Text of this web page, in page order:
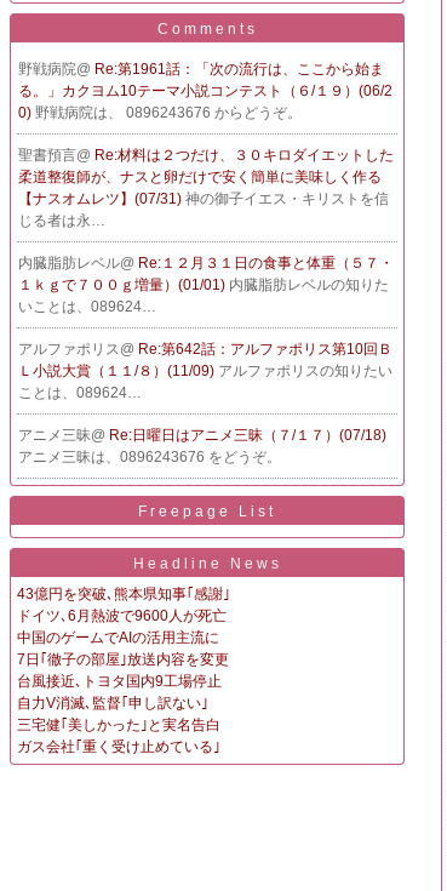
Comments
野戦病院@ Re:第1961話：「次の流行は、ここから始ま
る。」カクヨム10テーマ小説コンテスト（６/１９）(06/2
0) 野戦病院は、 0896243676 からどうぞ。
聖書預言@ Re:材料は２つだけ、３０キロダイエットした
柔道整復師が、ナスと卵だけで安く簡単に美味しく作る
【ナスオムレツ】(07/31) 神の御子イエス・キリストを信
じる者は永…
内臓脂肪レベル@ Re:１２月３１日の食事と体重（５７・
１ｋｇで７００ｇ増量）(01/01) 内臓脂肪レベルの知りた
いことは、089624…
アルファポリス@ Re:第642話：アルファポリス第10回Ｂ
Ｌ小説大賞（１１/８）(11/09) アルファポリスの知りたい
ことは、089624…
アニメ三昧@ Re:日曜日はアニメ三昧（７/１７）(07/18)
アニメ三昧は、0896243676 をどうぞ。
Freepage List
Headline News
43億円を突破､熊本県知事｢感謝｣
ドイツ､6月熱波で9600人が死亡
中国のゲームでAIの活用主流に
7日｢徹子の部屋｣放送内容を変更
台風接近､トヨタ国内9工場停止
自力V消滅､監督｢申し訳ない｣
三宅健｢美しかった｣と実名告白
ガス会社｢重く受け止めている｣